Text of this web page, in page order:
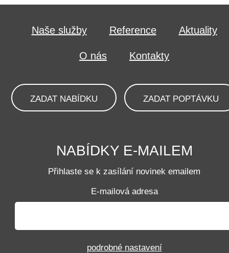
Naše služby Reference Aktuality
O nás Kontakty
ZADAT NABÍDKU ZADAT POPTÁVKU
NABÍDKY E-MAILEM
Přihlaste se k zasílání novinek emailem
E-mailová adresa
podrobné nastavení